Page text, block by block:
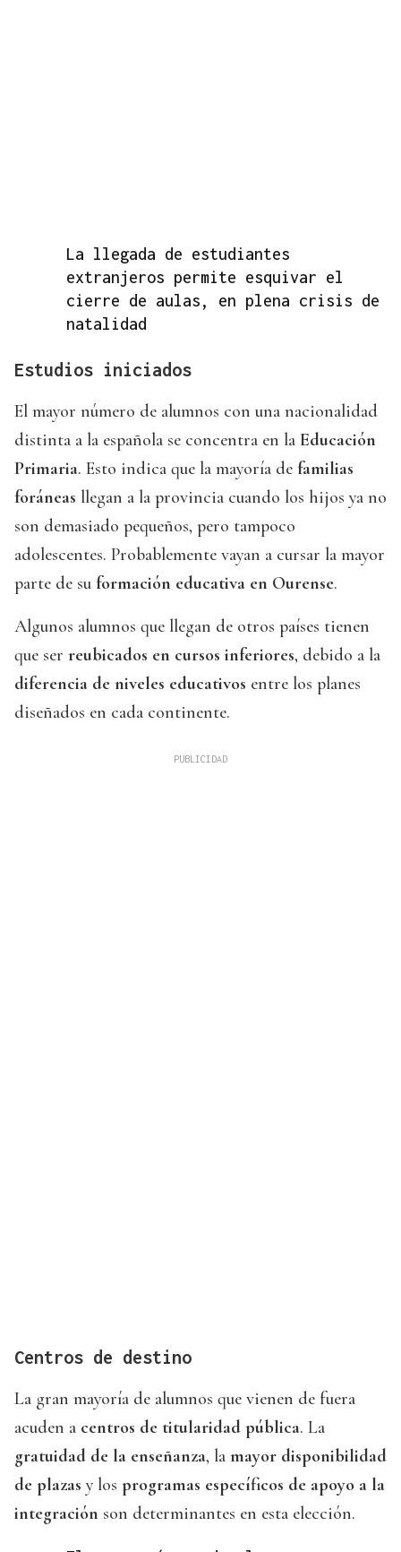
La llegada de estudiantes
extranjeros permite esquivar el
cierre de aulas, en plena crisis de
natalidad
Estudios iniciados
El mayor número de alumnos con una nacionalidad
distinta a la española se concentra en la Educación
Primaria. Esto indica que la mayoría de familias
foráneas llegan a la provincia cuando los hijos ya no
son demasiado pequeños, pero tampoco
adolescentes. Probablemente vayan a cursar la mayor
parte de su formación educativa en Ourense.
Algunos alumnos que llegan de otros países tienen
que ser reubicados en cursos inferiores, debido a la
diferencia de niveles educativos entre los planes
diseñados en cada continente.
Centros de destino
La gran mayoría de alumnos que vienen de fuera
acuden a centros de titularidad pública. La
gratuidad de la enseñanza, la mayor disponibilidad
de plazas y los programas específicos de apoyo a la
integración son determinantes en esta elección.